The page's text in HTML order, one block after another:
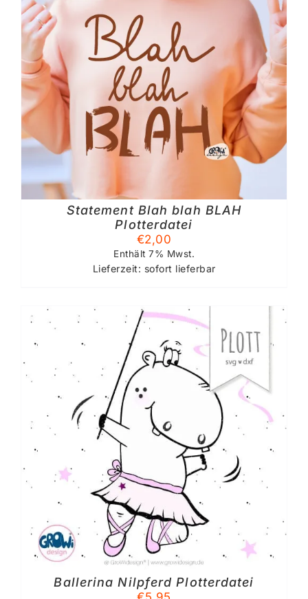
Statement Blah blah BLAH
Plotterdatei
€2,00
Enthält 7% Mwst.
Lieferzeit: sofort lieferbar
Ballerina Nilpferd Plotterdatei